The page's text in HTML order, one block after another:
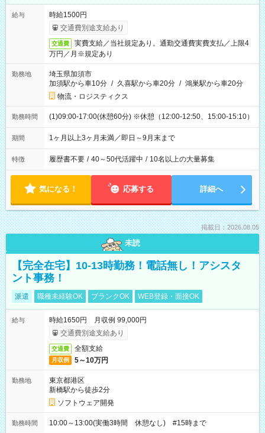
給与
時給1500円
交通費別途支給あり
交通費
実費支給／当社規定あり。通勤交通費実費支払／上限4
万円／月※規定あり
勤務地
埼玉県加須市
加須駅から車10分 / 久喜駅から車20分 / 鴻巣駅から車20分
物流・ロジスティクス
勤務時間 (1)09:00-17:00(休憩60分) ※休憩（12:00-12:50、15:00-15:10）
期間 1ヶ月以上3ヶ月未満／即日～9月末まで
特徴 履歴書不要 / 40～50代活躍中 / 10名以上の大量募集
気になる！ 応募する 詳細へ
掲載日：2026.08.05
未読
【完全在宅】10-13時勤務！電話無し！アシスタ
ント事務！
派遣 職種未経験OK ブランクOK WEB登録・面接OK
給与
時給1650円 月収例 99,000円
交通費別途支給あり
交通費 全額支給
月収例 5～10万円
勤務地
東京都港区
新橋駅から徒歩2分
ソフトウェア開発
勤務時間 10:00～13:00(実働3時間 休憩なし) #15時まで